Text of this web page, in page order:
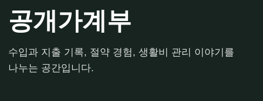
공개가계부
수입과 지출 기록, 절약 경험, 생활비 관리 이야기를
나누는 공간입니다.